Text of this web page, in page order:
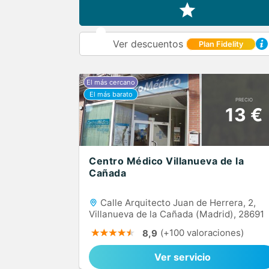
Ver descuentos Plan Fidelity
PRECIO
13 €
Centro Médico Villanueva de la
Cañada
Calle Arquitecto Juan de Herrera, 2,
Villanueva de la Cañada (Madrid), 28691
8,9 (+100 valoraciones)
Ver servicio